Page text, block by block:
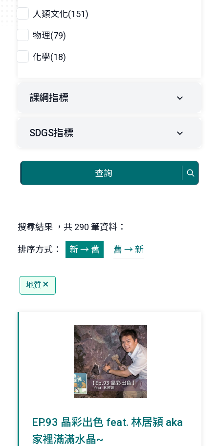
人類文化(151)
物理(79)
化學(18)
課綱指標
SDGS指標
查詢
搜尋結果 ，共 290 筆資料：
排序方式： 新 → 舊 舊 → 新
地質
EP.93 晶彩出色 feat. 林居潁 aka
家裡滿滿水晶~